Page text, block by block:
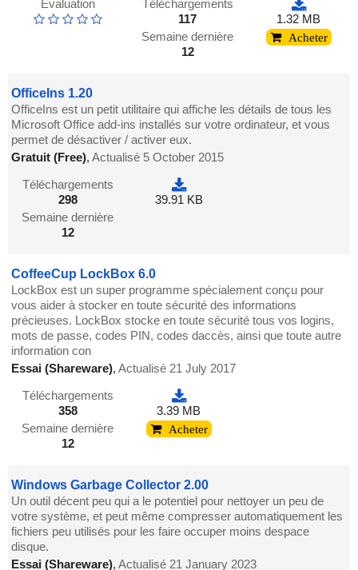
Évaluation
Téléchargements
117
Semaine dernière
12
1.32 MB
Acheter
OfficeIns 1.20
OfficeIns est un petit utilitaire qui affiche les détails de tous les
Microsoft Office add-ins installés sur votre ordinateur, et vous
permet de désactiver / activer eux.
Gratuit (Free),Actualisé 5 October 2015
Téléchargements
298
Semaine dernière
12
39.91 KB
CoffeeCup LockBox 6.0
LockBox est un super programme spécialement conçu pour
vous aider à stocker en toute sécurité des informations
précieuses. LockBox stocke en toute sécurité tous vos logins,
mots de passe, codes PIN, codes daccès, ainsi que toute autre
information con
Essai (Shareware),Actualisé 21 July 2017
Téléchargements
358
Semaine dernière
12
3.39 MB
Acheter
Windows Garbage Collector 2.00
Un outil décent peu qui a le potentiel pour nettoyer un peu de
votre système, et peut même compresser automatiquement les
fichiers peu utilisés pour les faire occuper moins despace
disque.
Essai (Shareware),Actualisé 21 January 2023